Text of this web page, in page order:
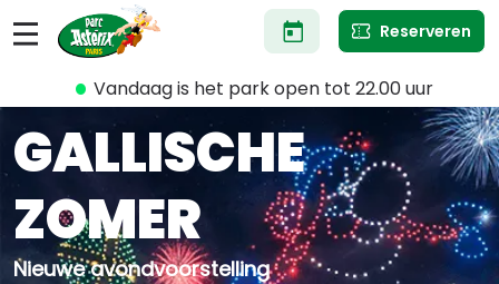
Overslaan
en
gaan
Reserveren
Vandaag is het park open tot 22.00 uur
GALLISCHE
ZOMER
Nieuwe avondvoorstelling